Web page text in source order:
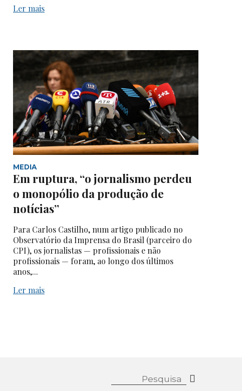
Ler mais
MEDIA
Em ruptura, “o jornalismo perdeu
o monopólio da produção de
notícias”
Para Carlos Castilho, num artigo publicado no
Observatório da Imprensa do Brasil (parceiro do
CPI), os jornalistas — profissionais e não
profissionais — foram, ao longo dos últimos
anos,...
Ler mais